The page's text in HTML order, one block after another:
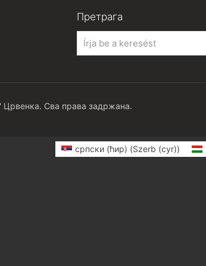
Претрага
Сва права задржана.
српски (ћир) (Szerb (cyr))